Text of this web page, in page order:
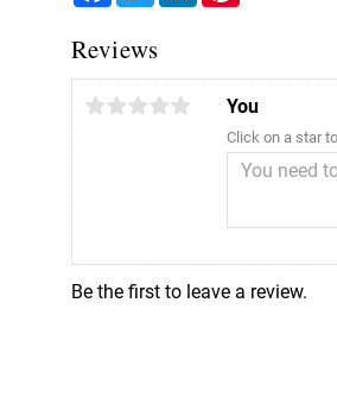
Reviews
You
Click on a star
Be the first to leave a review.